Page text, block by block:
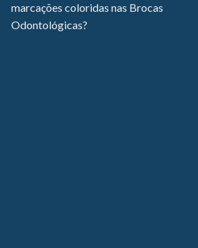
marcações coloridas nas Brocas
Odontológicas?